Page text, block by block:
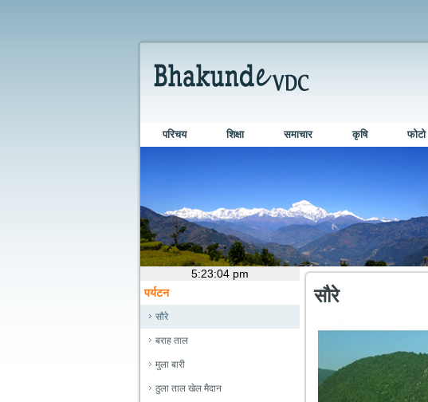
परिचय शिक्षा समाचार कृषि फोटो
पर्यटन
सौरे
बराह ताल
मुला बारी
ठुला ताल खेल मैदान
सौरे